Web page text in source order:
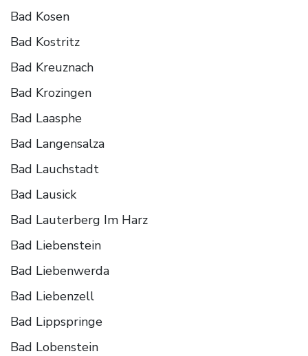
Bad Kosen
Bad Kostritz
Bad Kreuznach
Bad Krozingen
Bad Laasphe
Bad Langensalza
Bad Lauchstadt
Bad Lausick
Bad Lauterberg Im Harz
Bad Liebenstein
Bad Liebenwerda
Bad Liebenzell
Bad Lippspringe
Bad Lobenstein